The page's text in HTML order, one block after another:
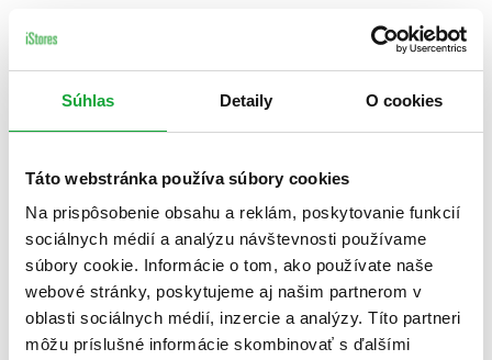
Súhlas Detaily O cookies
Táto webstránka používa súbory cookies
Na prispôsobenie obsahu a reklám, poskytovanie funkcií
sociálnych médií a analýzu návštevnosti používame
súbory cookie. Informácie o tom, ako používate naše
webové stránky, poskytujeme aj našim partnerom v
oblasti sociálnych médií, inzercie a analýzy. Títo partneri
môžu príslušné informácie skombinovať s ďalšími